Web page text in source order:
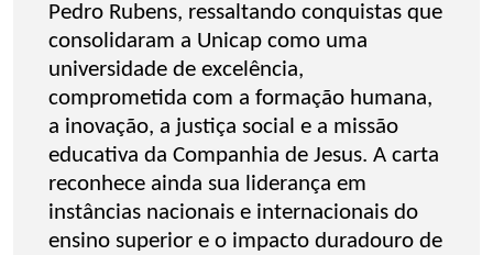
Pedro Rubens, ressaltando conquistas que
consolidaram a Unicap como uma
universidade de excelência,
comprometida com a formação humana,
a inovação, a justiça social e a missão
educativa da Companhia de Jesus. A carta
reconhece ainda sua liderança em
instâncias nacionais e internacionais do
ensino superior e o impacto duradouro de